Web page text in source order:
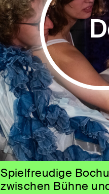
Spielfreudige
zwischen Bühne